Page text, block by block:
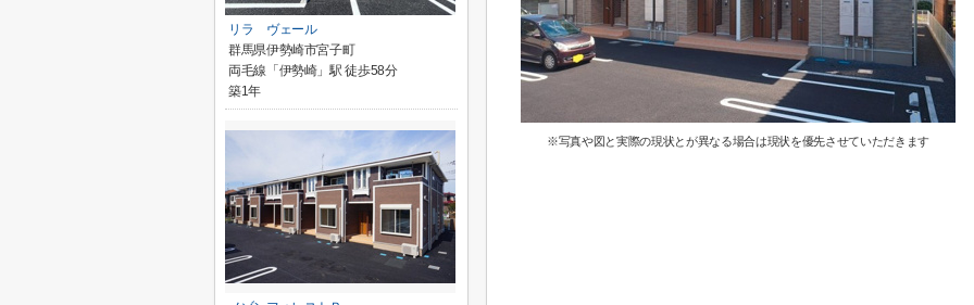
※写真や図と実際の現状とが異なる場合は現状を優先させていただきます
リラ ヴェール
群馬県伊勢崎市宮子町
両毛線「伊勢崎」駅 徒歩58分
築1年